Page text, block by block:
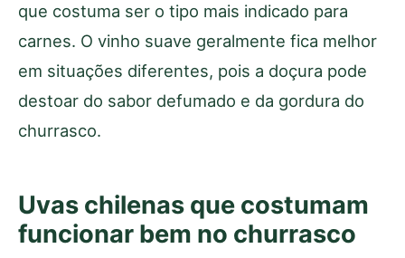
que costuma ser o tipo mais indicado para
carnes. O vinho suave geralmente fica melhor
em situações diferentes, pois a doçura pode
destoar do sabor defumado e da gordura do
churrasco.
Uvas chilenas que costumam
funcionar bem no churrasco